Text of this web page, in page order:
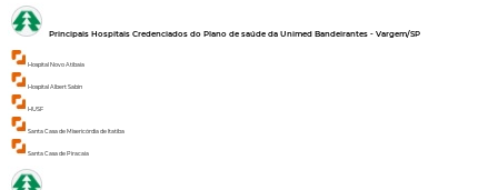
Principais Hospitais Credenciados do Plano de saúde daUnimed Bandeirantes - Vargem/SP
Hospital Novo Atibaia
Hospital Albert Sabin
HUSF
Santa Casa de Misericórdia de Itatiba
Santa Casa de Piracaia